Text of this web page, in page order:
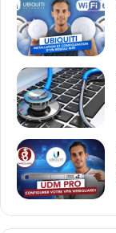
m
a